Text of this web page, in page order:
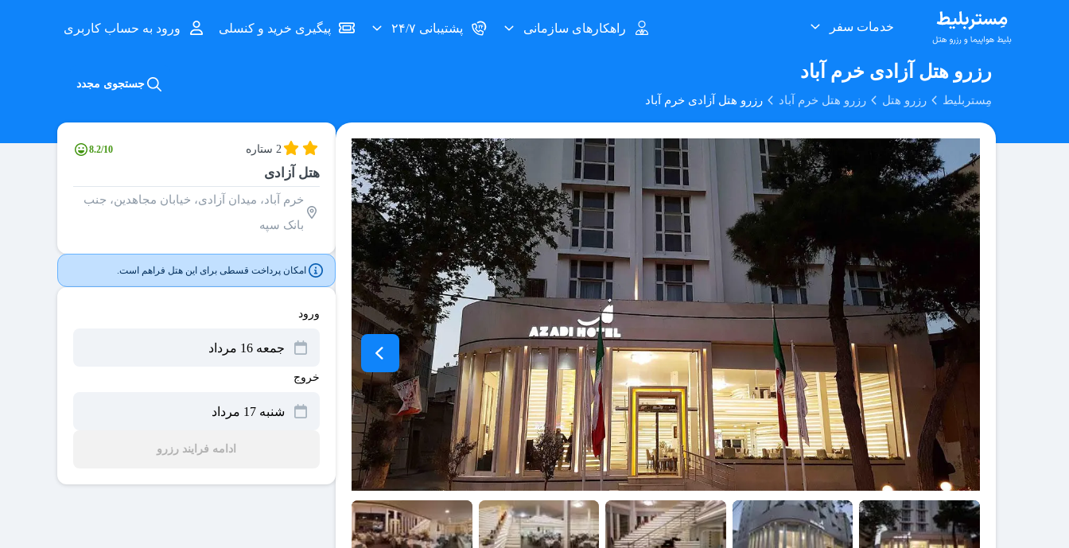
خدمات سفر راهکارهای سازمانی پشتیبانی ۲۴/۷ پیگیری خرید و کنسلی ورود به حساب کاربری
رزرو هتل آزادی خرم آباد
مِستربلیط رزرو هتل رزرو هتل خرم آباد رزرو هتل آزادی خرم آباد
جستجوی مجدد
2 ستاره 8.2/10
هتل آزادی
خرم آباد، میدان آزادی، خیابان مجاهدین، جنب
بانک سپه
امکان پرداخت قسطی برای این هتل فراهم است.
ورود
خروج
ادامه فرایند رزرو